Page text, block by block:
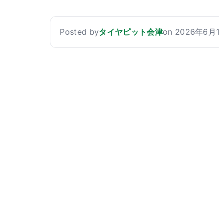
Posted byタイヤピット会津on 2026年6月